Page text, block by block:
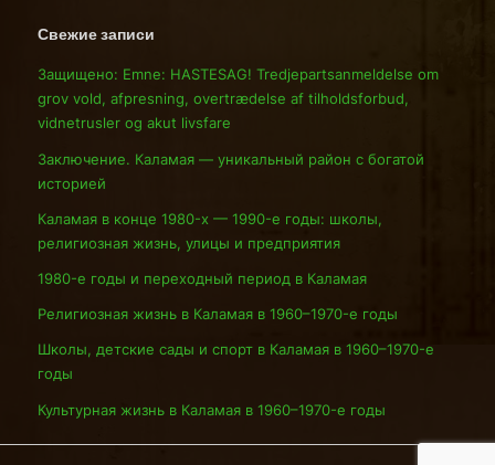
Свежие записи
Защищено: Emne: HASTESAG! Tredjepartsanmeldelse om
grov vold, afpresning, overtrædelse af tilholdsforbud,
vidnetrusler og akut livsfare
Заключение. Каламая — уникальный район с богатой
историей
Каламая в конце 1980-х — 1990-е годы: школы,
религиозная жизнь, улицы и предприятия
1980-е годы и переходный период в Каламая
Религиозная жизнь в Каламая в 1960–1970-е годы
Школы, детские сады и спорт в Каламая в 1960–1970-е
годы
Культурная жизнь в Каламая в 1960–1970-е годы